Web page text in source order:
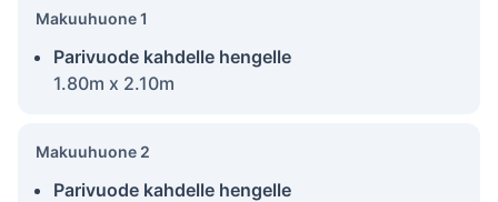
Makuuhuone 1
Parivuode kahdelle hengelle
1.80m x 2.10m
Makuuhuone 2
Parivuode kahdelle hengelle